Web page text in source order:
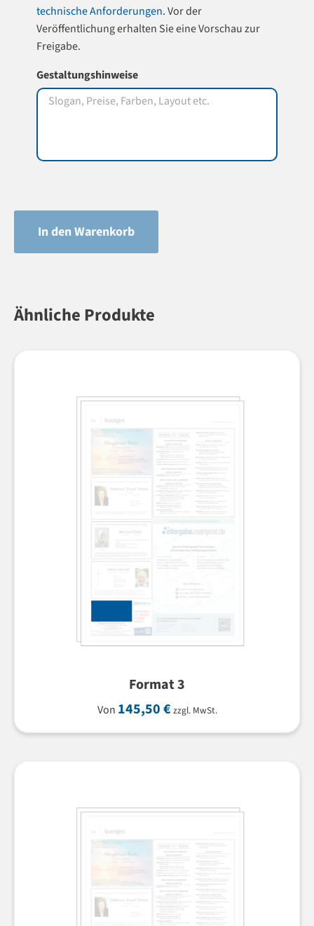
technische Anforderungen. Vor der
Veröffentlichung erhalten Sie eine Vorschau zur
Freigabe.
Gestaltungshinweise
In den Warenkorb
Ähnliche Produkte
Format 3
Von 145,50€ zzgl. MwSt.